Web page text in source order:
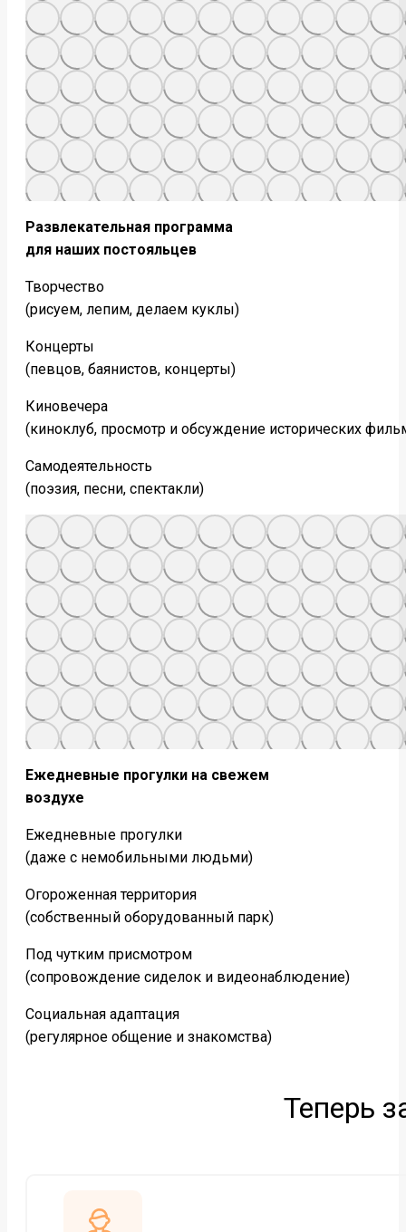
Развлекательная программа
для наших постояльцев
Творчество
(рисуем, лепим, делаем куклы)
Концерты
(певцов, баянистов, концерты)
Киновечера
(киноклуб, просмотр и обсуждение исторических
Самодеятельность
(поэзия, песни, спектакли)
Ежедневные прогулки на свежем
воздухе
Ежедневные прогулки
(даже с немобильными людьми)
Огороженная территория
(собственный оборудованный парк)
Под чутким присмотром
(сопровождение сиделок и видеонаблюдение)
Социальная адаптация
(регулярное общение и знакомства)
Теперь